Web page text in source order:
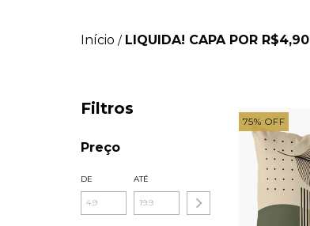
Início / LIQUIDA! CAPA POR R$4,90
Filtros
Preço
DE ATÉ
75% OFF